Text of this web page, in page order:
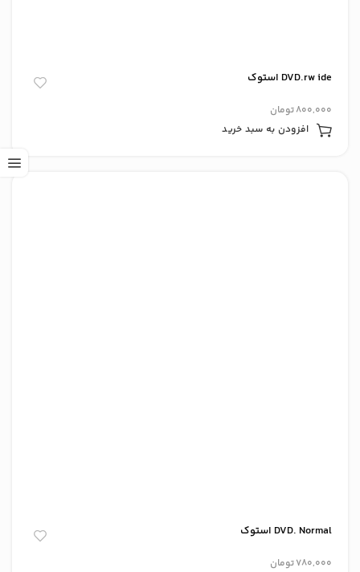
DVD.rw ide استوک
800,000تومان
افزودن به سبد خرید
DVD. Normal استوک
780,000تومان